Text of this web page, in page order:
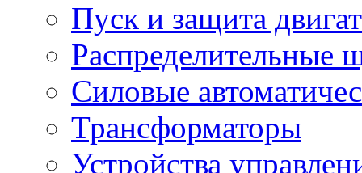
Пуск и защита
Распределительные
Силовые
Трансформаторы
Устройства